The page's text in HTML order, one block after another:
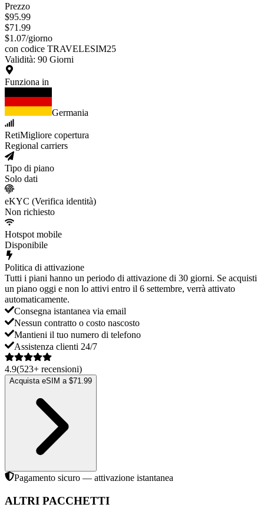
Prezzo
$95.99
$71.99
$1.07/giorno
con codice TRAVELESIM25
Validità: 90 Giorni
Funziona in
Germania
RetiMigliore copertura
Regional carriers
Tipo di piano
Solo dati
eKYC (Verifica identità)
Non richiesto
Hotspot mobile
Disponibile
Politica di attivazione
Tutti i piani hanno un periodo di attivazione di 30 giorni. Se acquisti
un piano oggi e non lo attivi entro il 6 settembre, verrà attivato
automaticamente.
Consegna istantanea via email
Nessun contratto o costo nascosto
Mantieni il tuo numero di telefono
Assistenza clienti 24/7
4.9(523+ recensioni)
Acquista eSIM a $71.99
Pagamento sicuro — attivazione istantanea
ALTRI PACCHETTI